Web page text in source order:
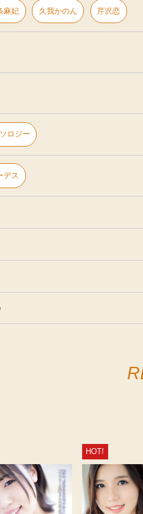
麻妃 久我かのん 芹沢恋
ロジー
デス
HOT!